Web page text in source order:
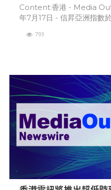
Content:香港 - Media OutReach Newswire - 2026
年7月17日 - 信昇亞洲指數
檢討結
793